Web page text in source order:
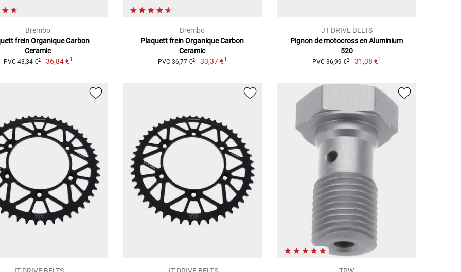
Brembo
frein Organique Carbon
Ceramic
PVC 43,34 €2 36,84 €1
Brembo
Plaquett frein Organique Carbon
Ceramic
PVC 36,77 €2 33,37 €1
JT DRIVE BELTS
Pignon de motocross en Aluminium
520
PVC 36,99 €2 31,38 €1